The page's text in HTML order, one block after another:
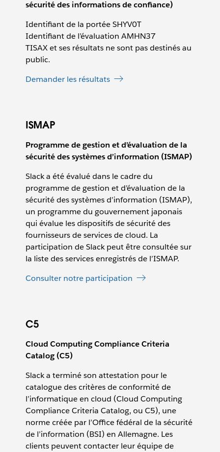
sécurité des informations de confiance)
Identifiant de la portée SHYV0T
Identifiant de l’évaluation AMHN37
TISAX et ses résultats ne sont pas destinés au
public.
Demander les résultats
ISMAP
Programme de gestion et d’évaluation de la
sécurité des systèmes d’information (ISMAP)
Slack a été évalué dans le cadre du
programme de gestion et d’évaluation de la
sécurité des systèmes d’information (ISMAP),
un programme du gouvernement japonais
qui évalue les dispositifs de sécurité des
fournisseurs de services de cloud. La
participation de Slack peut être consultée sur
la liste des services enregistrés de l’ISMAP.
Consulter notre participation
C5
Cloud Computing Compliance Criteria
Catalog (C5)
Slack a terminé son attestation pour le
catalogue des critères de conformité de
l’informatique en cloud (Cloud Computing
Compliance Criteria Catalog, ou C5), une
norme créée par l’Office fédéral de la sécurité
de l’information (BSI) en Allemagne. Les
clients peuvent contacter leur équipe de